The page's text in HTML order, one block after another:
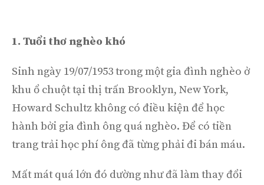
1. Tuổi thơ nghèo khó
Sinh ngày 19/07/1953 trong một gia đình nghèo ở
khu ổ chuột tại thị trấn Brooklyn, New York,
Howard Schultz không có điều kiện để học
hành bởi gia đình ông quá nghèo. Để có tiền
trang trải học phí ông đã từng phải đi bán máu.
Mất mát quá lớn đó dường như đã làm thay đổi